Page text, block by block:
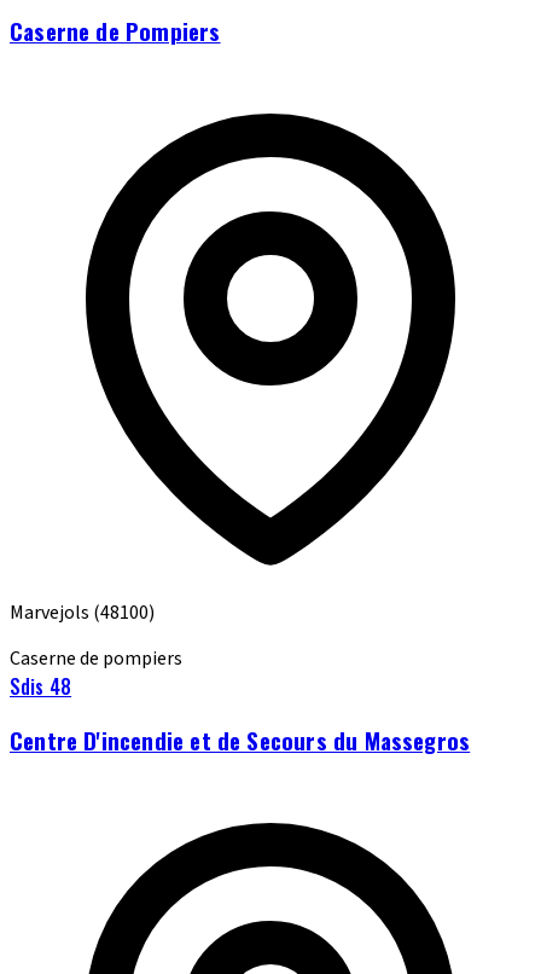
Caserne de Pompiers
Marvejols (48100)
Caserne de pompiers
Sdis 48
Centre D'incendie et de Secours du Massegros